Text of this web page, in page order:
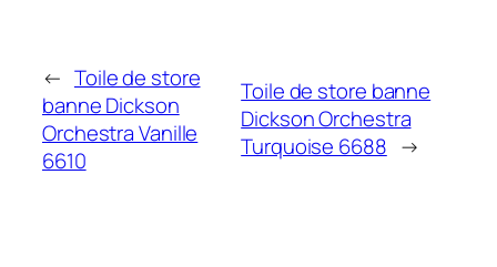
← Toile de store
banne Dickson
Orchestra Vanille
6610
Toile de store banne
Dickson Orchestra
Turquoise 6688 →